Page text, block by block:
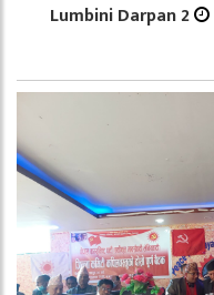
Lumbini Darpan 2